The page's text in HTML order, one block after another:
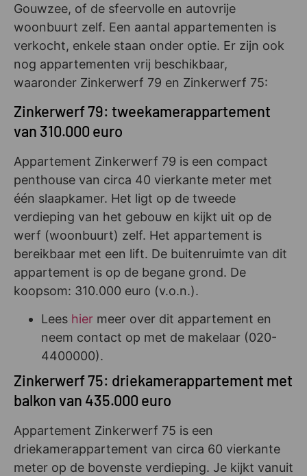
Gouwzee, of de sfeervolle en autovrije
woonbuurt zelf. Een aantal appartementen is
verkocht, enkele staan onder optie. Er zijn ook
nog appartementen vrij beschikbaar,
waaronder Zinkerwerf 79 en Zinkerwerf 75:
Zinkerwerf 79: tweekamerappartement
van 310.000 euro
Appartement Zinkerwerf 79 is een compact
penthouse van circa 40 vierkante meter met
één slaapkamer. Het ligt op de tweede
verdieping van het gebouw en kijkt uit op de
werf (woonbuurt) zelf. Het appartement is
bereikbaar met een lift. De buitenruimte van dit
appartement is op de begane grond. De
koopsom: 310.000 euro (v.o.n.).
Lees hier meer over dit appartement en
neem contact op met de makelaar (020-
4400000).
Zinkerwerf 75: driekamerappartement met
balkon van 435.000 euro
Appartement Zinkerwerf 75 is een
driekamerappartement van circa 60 vierkante
meter op de bovenste verdieping. Je kijkt vanuit